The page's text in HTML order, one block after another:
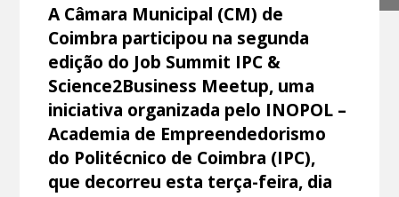
A Câmara Municipal (CM) de
Coimbra participou na segunda
edição do Job Summit IPC &
Science2Business Meetup, uma
iniciativa organizada pelo INOPOL –
Academia de Empreendedorismo
do Politécnico de Coimbra (IPC),
que decorreu esta terça-feira, dia